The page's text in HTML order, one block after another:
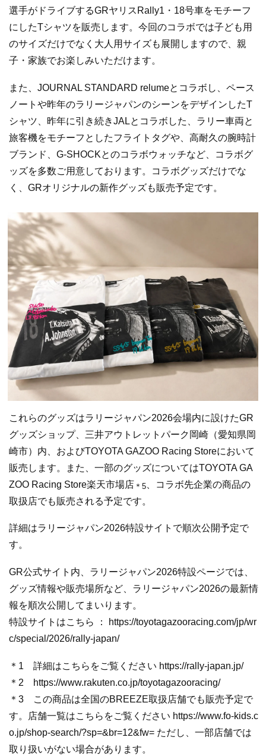
選手がドライブするGRヤリスRally1・18号車をモチーフ
にしたTシャツを販売します。今回のコラボでは子ども用
のサイズだけでなく大人用サイズも展開しますので、親
子・家族でお楽しみいただけます。
また、JOURNAL STANDARD relumeとコラボし、ペース
ノートや昨年のラリージャパンのシーンをデザインしたT
シャツ、昨年に引き続きJALとコラボした、ラリー車両と
旅客機をモチーフとしたフライトタグや、高耐久の腕時計
ブランド、G-SHOCKとのコラボウォッチなど、コラボグ
ッズを多数ご用意しております。コラボグッズだけでな
く、GRオリジナルの新作グッズも販売予定です。
これらのグッズはラリージャパン2026会場内に設けたGR
グッズショップ、三井アウトレットパーク岡崎（愛知県岡
崎市）内、およびTOYOTA GAZOO Racing Storeにおいて
販売します。また、一部のグッズについてはTOYOTA GA
ZOO Racing Store楽天市場店 ＊5 、コラボ先企業の商品の
取扱店でも販売される予定です。
詳細はラリージャパン2026特設サイトで順次公開予定で
す。
GR公式サイト内、ラリージャパン2026特設ページでは、
グッズ情報や販売場所など、ラリージャパン2026の最新情
報を順次公開してまいります。
特設サイトはこちら ： https://toyotagazooracing.com/jp/wr
c/special/2026/rally-japan/
＊1 詳細はこちらをご覧ください https://rally-japan.jp/
＊2 https://www.rakuten.co.jp/toyotagazooracing/
＊3 この商品は全国のBREEZE取扱店舗でも販売予定で
す。店舗一覧はこちらをご覧ください https://www.fo-kids.c
o.jp/shop-search/?sp=&br=12&fw= ただし、一部店舗では
取り扱いがない場合があります。